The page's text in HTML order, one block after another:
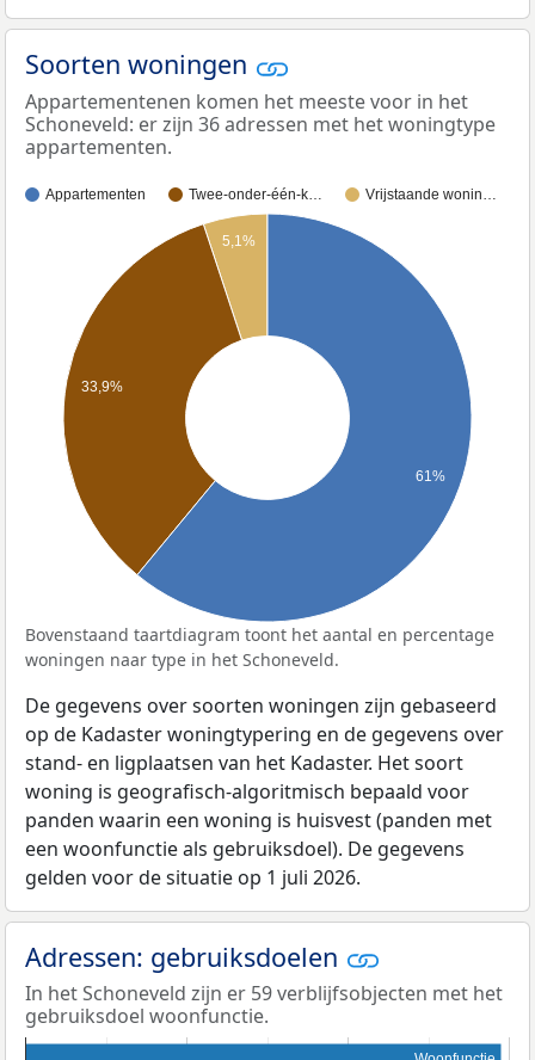
Soorten woningen
Appartementenen komen het meeste voor in het
Schoneveld: er zijn 36 adressen met het woningtype
appartementen.
Appartementen Twee-onder-één-k… Vrijstaande wonin…
5,1%
33,9%
61%
Bovenstaand taartdiagram toont het aantal en percentage
woningen naar type in het Schoneveld.
De gegevens over soorten woningen zijn gebaseerd
op de Kadaster woningtypering en de gegevens over
stand- en ligplaatsen van het Kadaster. Het soort
woning is geografisch-algoritmisch bepaald voor
panden waarin een woning is huisvest (panden met
een woonfunctie als gebruiksdoel). De gegevens
gelden voor de situatie op 1 juli 2026.
Adressen: gebruiksdoelen
In het Schoneveld zijn er 59 verblijfsobjecten met het
gebruiksdoel woonfunctie.